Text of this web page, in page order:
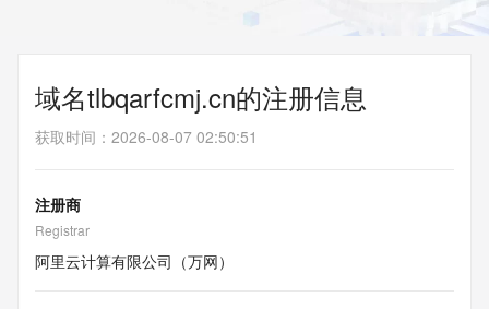
域名tlbqarfcmj.cn的注册信息
获取时间 ： 2026-08-07 02:50:51
注册商
Registrar
阿里云计算有限公司（万网）